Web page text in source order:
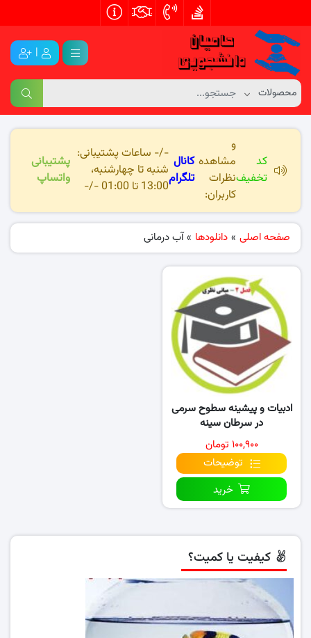
|
کد
تخفیف
و
مشاهده
نظرات
کاربران:
کانال
تلگرام
-/- ساعات پشتیبانی:
شنبه تا چهارشنبه،
13:00 تا 01:00 -/-
پشتیبانی
واتساپ
صفحه اصلی » دانلودها » آب درمانی
ادبیات و پیشینه سطوح سرمی
در سرطان سینه
۱۰۰,۹۰۰ تومان
توضیحات
خرید
کیفیت یا کمیت؟